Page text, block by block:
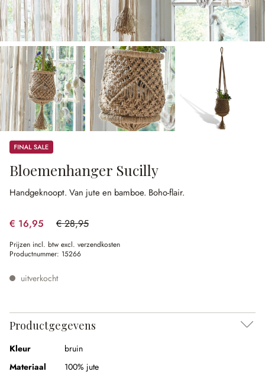
Sale
Bloemenhanger Sucilly
Handgeknoopt. Van jute en bamboe. Boho-flair.
€ 16,95 € 28,95
(41.45% gespart)
Prijzen incl. btw excl. verzendkosten
Productnummer: 15266
uitverkocht
Productgegevens
Kleur
bruin
Materiaal
100% jute